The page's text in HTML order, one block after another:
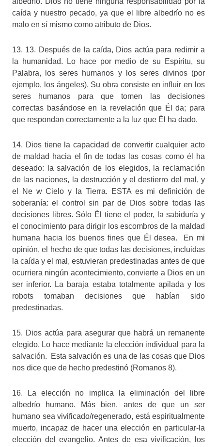
caída y nuestro pecado, ya que el libre albedrío no es
malo en sí mismo como atributo de Dios.
13. 13. Después de la caída, Dios actúa para redimir a
la humanidad. Lo hace por medio de su Espíritu, su
Palabra, los seres humanos y los seres divinos (por
ejemplo, los ángeles). Su obra consiste en influir en los
seres humanos para que tomen las decisiones
correctas basándose en la revelación que Él da; para
que respondan correctamente a la luz que Él ha dado.
14. Dios tiene la capacidad de convertir cualquier acto
de maldad hacia el fin de todas las cosas como él ha
deseado: la salvación de los elegidos, la reclamación
de las naciones, la destrucción y el destierro del mal, y
el Ne w Cielo y la Tierra. ESTA es mi definición de
soberanía: el control sin par de Dios sobre todas las
decisiones libres. Sólo Él tiene el poder, la sabiduría y
el conocimiento para dirigir los escombros de la maldad
humana hacia los buenos fines que Él desea. En mi
opinión, el hecho de que todas las decisiones, incluidas
la caída y el mal, estuvieran predestinadas antes de que
ocurriera ningún acontecimiento, convierte a Dios en un
ser inferior. La baraja estaba totalmente apilada y los
robots tomaban decisiones que habían sido
predestinadas.
15. Dios actúa para asegurar que habrá un remanente
elegido. Lo hace mediante la elección individual para la
salvación. Esta salvación es una de las cosas que Dios
nos dice que de hecho predestinó (Romanos 8).
16. La elección no implica la eliminación del libre
albedrío humano. Más bien, antes de que un ser
humano sea vivificado/regenerado, está espiritualmente
muerto, incapaz de hacer una elección en particular-la
elección del evangelio. Antes de esa vivificación, los